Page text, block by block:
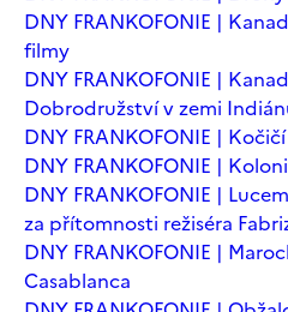
DNY FRANKOFONIE |
filmy
DNY FRANKOFONIE |
Dobrodružství v zemi
DNY FRANKOFONIE |
DNY FRANKOFONIE |
DNY FRANKOFONIE |
za přítomnosti režiséra
DNY FRANKOFONIE |
Casablanca